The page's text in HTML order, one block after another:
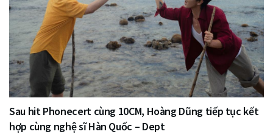
Sau hit Phonecert cùng 10CM, Hoàng Dũng tiếp tục kết
hợp cùng nghệ sĩ Hàn Quốc – Dept